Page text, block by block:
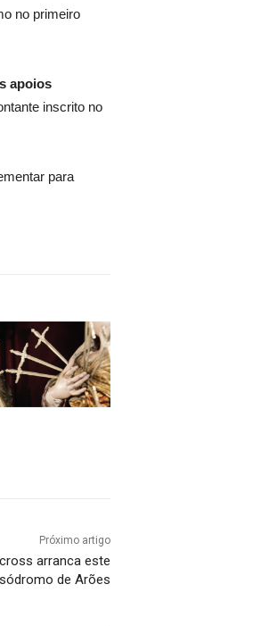
no primeiro
apoios
inscrito no
para
Próximo artigo
arranca este
de Arões